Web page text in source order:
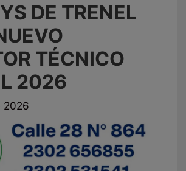
DE TRENEL
TÉCNICO
2026
2026